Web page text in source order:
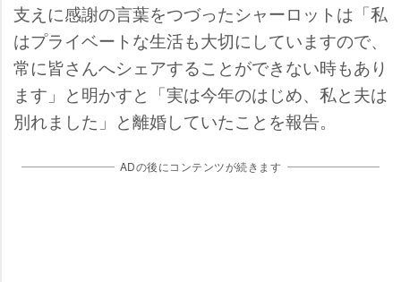
支えに感謝の言葉をつづったシャーロットは「私
はプライベートな生活も大切にしていますので、
常に皆さんへシェアすることができない時もあり
ます」と明かすと「実は今年のはじめ、私と夫は
別れました」と離婚していたことを報告。
ADの後にコンテンツが続きます